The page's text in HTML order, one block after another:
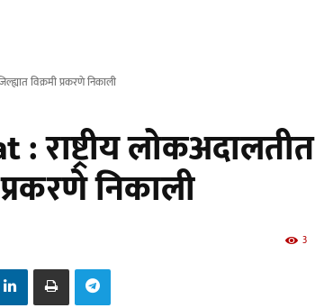
विक्रमी प्रकरणे निकाली
लोकअदालतीत
निकाली
3